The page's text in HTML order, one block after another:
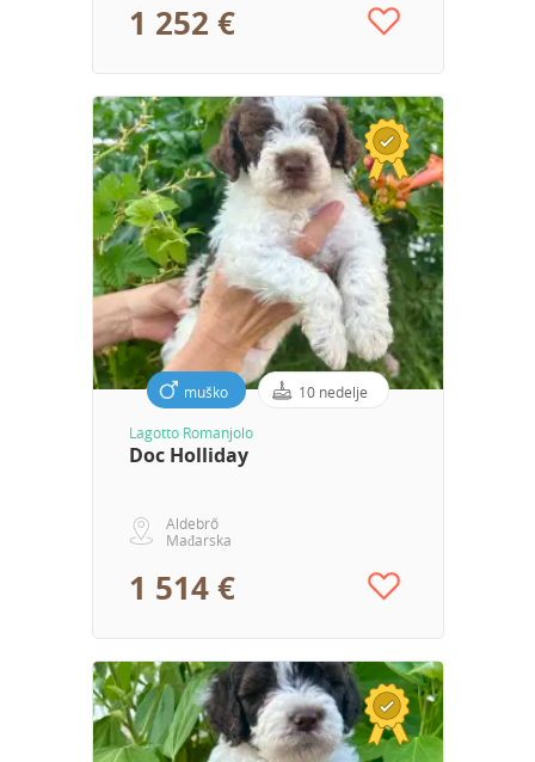
1 252 €
muško 10 nedelje
Lagotto Romanjolo
Doc Holliday
Aldebrő
Mađarska
1 514 €